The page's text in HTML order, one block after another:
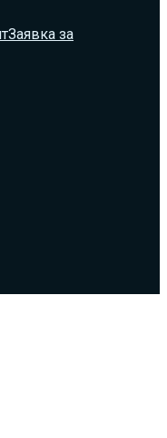
Заявка за